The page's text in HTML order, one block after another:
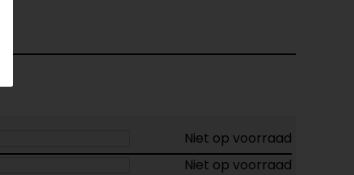
Niet op voorraad
Niet op voorraad